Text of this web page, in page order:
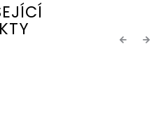
Previous
Next